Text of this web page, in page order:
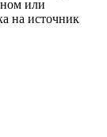
или
на источник